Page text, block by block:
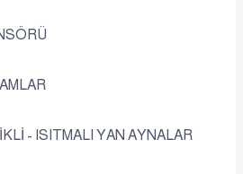
- ISITMALI YAN AYNALAR